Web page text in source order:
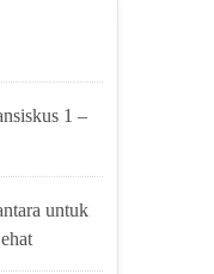
1 –
untuk